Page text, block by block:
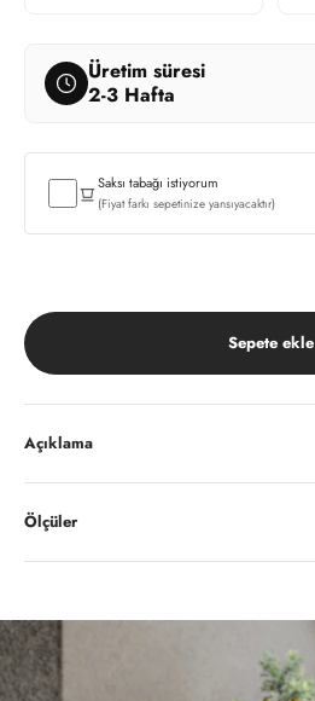
Üretim süresi
2-3 Hafta
Saksı tabağı istiyorum
(Fiyat farkı sepetinize yansıyacaktır)
Sepete ekle
Açıklama
Ölçüler